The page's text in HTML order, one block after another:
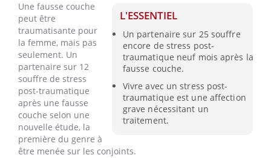
L'ESSENTIEL
Un partenaire sur 25 souffre
encore de stress post-
traumatique neuf mois après la
fausse couche.
Vivre avec un stress post-
traumatique est une affection
grave nécessitant un
traitement.
Une fausse couche
peut être
traumatisante pour
la femme, mais pas
seulement. Un
partenaire sur 12
souffre de stress
post-traumatique
après une fausse
couche selon une
nouvelle étude, la
première du genre à
être menée sur les conjoints.